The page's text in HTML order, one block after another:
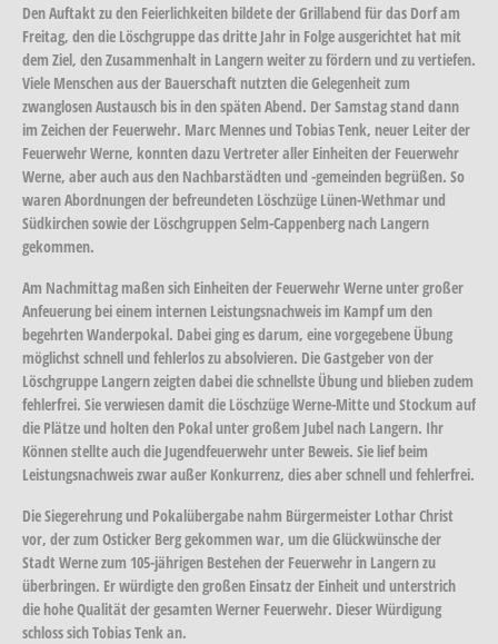
Den Auftakt zu den Feierlichkeiten bildete der Grillabend für das Dorf am
Freitag, den die Löschgruppe das dritte Jahr in Folge ausgerichtet hat mit
dem Ziel, den Zusammenhalt in Langern weiter zu fördern und zu vertiefen.
Viele Menschen aus der Bauerschaft nutzten die Gelegenheit zum
zwanglosen Austausch bis in den späten Abend. Der Samstag stand dann
im Zeichen der Feuerwehr. Marc Mennes und Tobias Tenk, neuer Leiter der
Feuerwehr Werne, konnten dazu Vertreter aller Einheiten der Feuerwehr
Werne, aber auch aus den Nachbarstädten und -gemeinden begrüßen. So
waren Abordnungen der befreundeten Löschzüge Lünen-Wethmar und
Südkirchen sowie der Löschgruppen Selm-Cappenberg nach Langern
gekommen.
Am Nachmittag maßen sich Einheiten der Feuerwehr Werne unter großer
Anfeuerung bei einem internen Leistungsnachweis im Kampf um den
begehrten Wanderpokal. Dabei ging es darum, eine vorgegebene Übung
möglichst schnell und fehlerlos zu absolvieren. Die Gastgeber von der
Löschgruppe Langern zeigten dabei die schnellste Übung und blieben zudem
fehlerfrei. Sie verwiesen damit die Löschzüge Werne-Mitte und Stockum auf
die Plätze und holten den Pokal unter großem Jubel nach Langern. Ihr
Können stellte auch die Jugendfeuerwehr unter Beweis. Sie lief beim
Leistungsnachweis zwar außer Konkurrenz, dies aber schnell und fehlerfrei.
Die Siegerehrung und Pokalübergabe nahm Bürgermeister Lothar Christ
vor, der zum Osticker Berg gekommen war, um die Glückwünsche der
Stadt Werne zum 105-jährigen Bestehen der Feuerwehr in Langern zu
überbringen. Er würdigte den großen Einsatz der Einheit und unterstrich
die hohe Qualität der gesamten Werner Feuerwehr. Dieser Würdigung
schloss sich Tobias Tenk an.